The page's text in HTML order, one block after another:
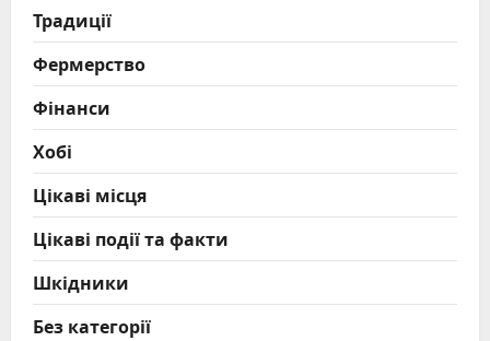
Традиції
Фермерство
Фінанси
Хобі
Цікаві місця
Цікаві події та факти
Шкідники
Без категорії